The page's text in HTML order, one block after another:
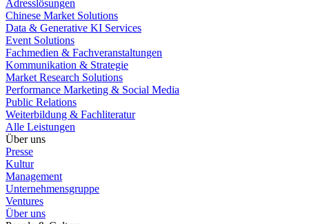
Adresslösungen
Chinese Market Solutions
Data & Generative KI Services
Event Solutions
Fachmedien & Fachveranstaltungen
Kommunikation & Strategie
Market Research Solutions
Performance Marketing & Social Media
Public Relations
Weiterbildung & Fachliteratur
Alle Leistungen
Über uns
Presse
Kultur
Management
Unternehmensgruppe
Ventures
Über uns